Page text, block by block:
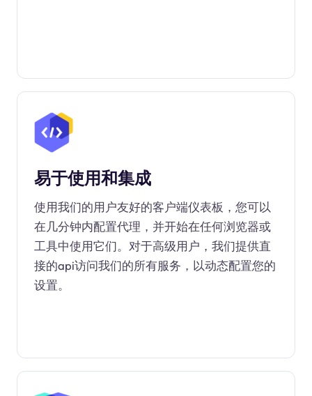
易于使用和集成
使用我们的用户友好的客户端仪表板，您可以
在几分钟内配置代理，并开始在任何浏览器或
工具中使用它们。对于高级用户，我们提供直
接的api访问我们的所有服务，以动态配置您的
设置。